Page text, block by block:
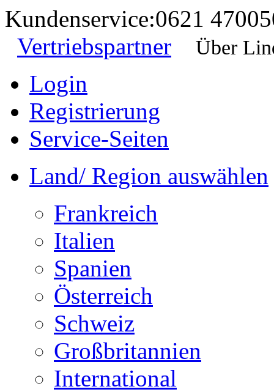
Kundenservice:0621
Vertriebspartner
Über
Login
Registrierung
Service-Seiten
Land/ Region auswählen
Frankreich
Italien
Spanien
Österreich
Schweiz
Großbritannien
International